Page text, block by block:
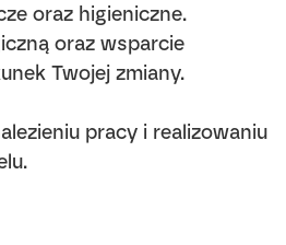
oraz higieniczne.
oraz wsparcie
Twojej zmiany.
pracy i realizowaniu